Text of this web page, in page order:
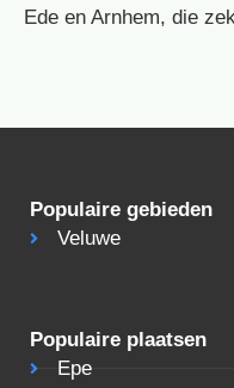
Ede en Arnhem, die
Populaire gebieden
Veluwe
Populaire plaatsen
Epe